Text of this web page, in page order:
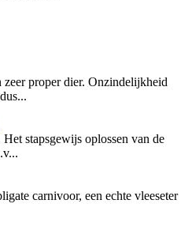
zeer proper dier. Onzindelijkheid
stapsgewijs oplossen van de
carnivoor, een echte vleeseter